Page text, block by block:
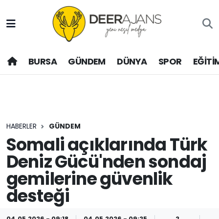
BURSA GÜNDEM DÜNYA SPOR
HABERLER GÜNDEM
Somali açıklarında Türk
Deniz Gücü'nden sondaj
gemilerine güvenlik
desteği
Hava Durumu
Trafik Durumu
Son Dakika Haberleri
Haber Arşivi